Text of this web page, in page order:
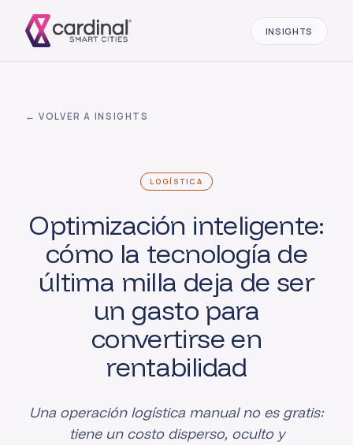
INSIGHTS
← VOLVER A INSIGHTS
LOGÍSTICA
Optimización inteligente:
cómo la tecnología de
última milla deja de ser
un gasto para
convertirse en
rentabilidad
Una operación logística manual no es gratis:
tiene un costo disperso, oculto y